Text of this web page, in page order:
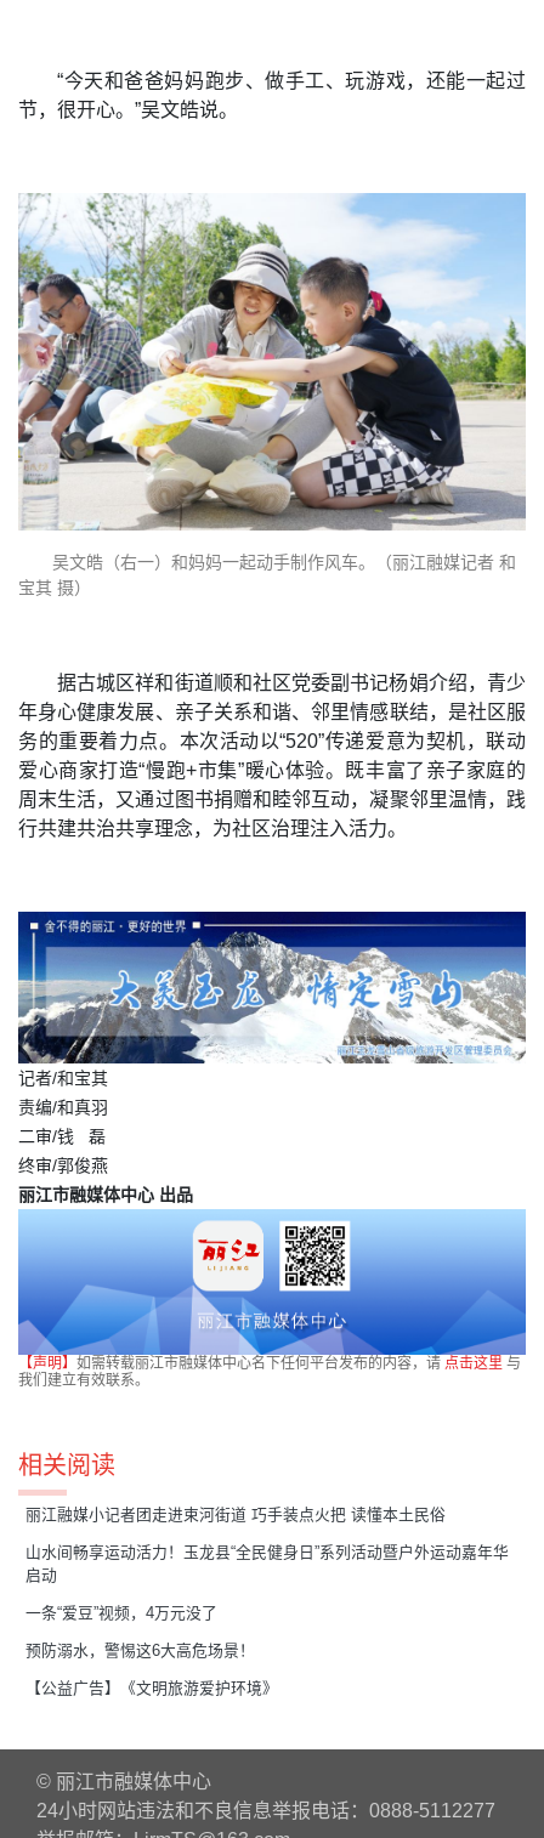
“今天和爸爸妈妈跑步、做手工、玩游戏，还能一起过
节，很开心。”吴文皓说。
吴文皓（右一）和妈妈一起动手制作风车。（丽江融媒记者 和
宝其 摄）
据古城区祥和街道顺和社区党委副书记杨娟介绍，青少
年身心健康发展、亲子关系和谐、邻里情感联结，是社区服
务的重要着力点。本次活动以“520”传递爱意为契机，联动
爱心商家打造“慢跑+市集”暖心体验。既丰富了亲子家庭的
周末生活，又通过图书捐赠和睦邻互动，凝聚邻里温情，践
行共建共治共享理念，为社区治理注入活力。
记者/和宝其
责编/和真羽
二审/钱 磊
终审/郭俊燕
丽江市融媒体中心 出品
【声明】 如需转载丽江市融媒体中心名下任何平台发布的内容，请 点击这里 与
我们建立有效联系。
相关阅读
丽江融媒小记者团走进束河街道 巧手装点火把 读懂本土民俗
​山水间畅享运动活力！玉龙县“全民健身日”系列活动暨户外运动嘉年华
启动
一条“爱豆”视频，4万元没了
预防溺水，警惕这6大高危场景！
【公益广告】《文明旅游爱护环境》
© 丽江市融媒体中心
24小时网站违法和不良信息举报电话：0888-5112277